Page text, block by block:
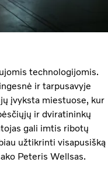
technologijomis.
ir tarpusavyje
įvyksta miestuose, kur
ir dviratininkų
gali imtis ribotų
užtikrinti visapusišką
Peteris Wellsas.